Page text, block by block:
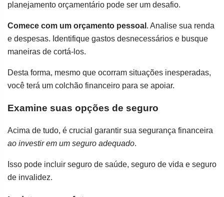
planejamento orçamentário pode ser um desafio.
Comece com um orçamento pessoal . Analise sua renda
e despesas. Identifique gastos desnecessários e busque
maneiras de cortá-los.
Desta forma, mesmo que ocorram situações inesperadas,
você terá um colchão financeiro para se apoiar.
Examine suas opções de seguro
Acima de tudo, é crucial garantir sua segurança financeira
ao investir em um seguro adequado.
Isso pode incluir seguro de saúde, seguro de vida e seguro
de invalidez.